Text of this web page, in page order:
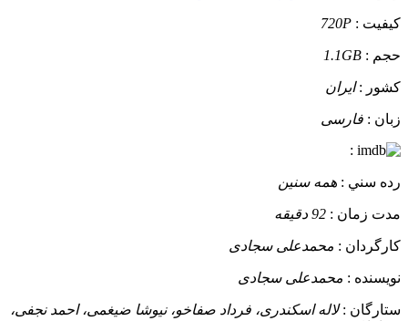
کيفيت : 720P
حجم : 1.1GB
کشور :ایران
زبان : فارسی
:
رده سني : همه سنین
مدت زمان : 92 دقیقه
کارگردان : محمدعلی سجادی
نويسنده : محمدعلی سجادی
ستارگان :لاله اسکندری، فرداد صفاخو، نیوشا ضیغمی، احمد نجفی،